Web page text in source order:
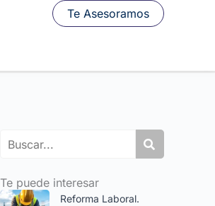
Te Asesoramos
Search
Te puede interesar
Reforma Laboral.